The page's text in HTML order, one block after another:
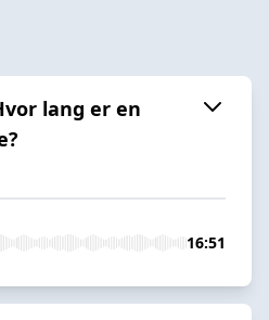
lang er en
16:51